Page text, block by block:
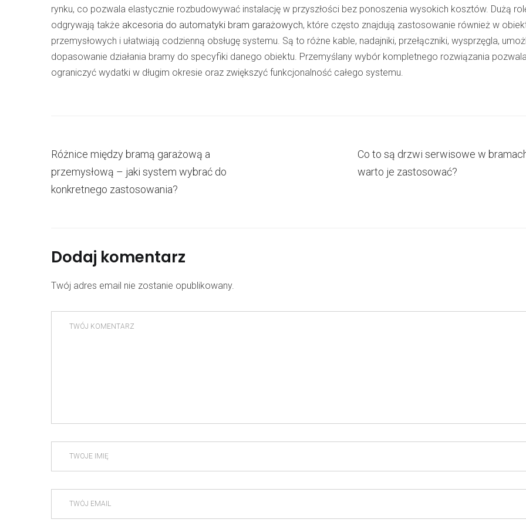
rynku, co pozwala elastycznie rozbudowywać instalację w przyszłości bez ponoszenia wysokich kosztów. Dużą
odgrywają także akcesoria do automatyki bram garażowych, które często znajdują zastosowanie również w
przemysłowych i ułatwiają codzienną obsługę systemu. Są to różne kable, nadajniki, przełączniki, wysprzęgla,
dopasowanie działania bramy do specyfiki danego obiektu. Przemyślany wybór kompletnego rozwiązania pozwala
ograniczyć wydatki w długim okresie oraz zwiększyć funkcjonalność całego systemu.
Różnice między bramą garażową a
przemysłową – jaki system wybrać do
konkretnego zastosowania?
Co to są drzwi serwisowe w
warto je zastosować?
Dodaj komentarz
Twój adres email nie zostanie opublikowany.